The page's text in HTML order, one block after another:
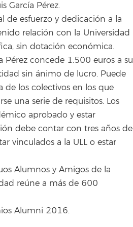
García Pérez.
de esfuerzo y dedicación a la
relación con la Universidad
sin dotación económica.
Pérez concede 1.500 euros a su
sin ánimo de lucro. Puede
de los colectivos en los que
una serie de requisitos. Los
aprobado y estar
debe contar con tres años de
vinculados a la ULL o estar
Alumnos y Amigos de la
reúne a más de 600
Alumni 2016.